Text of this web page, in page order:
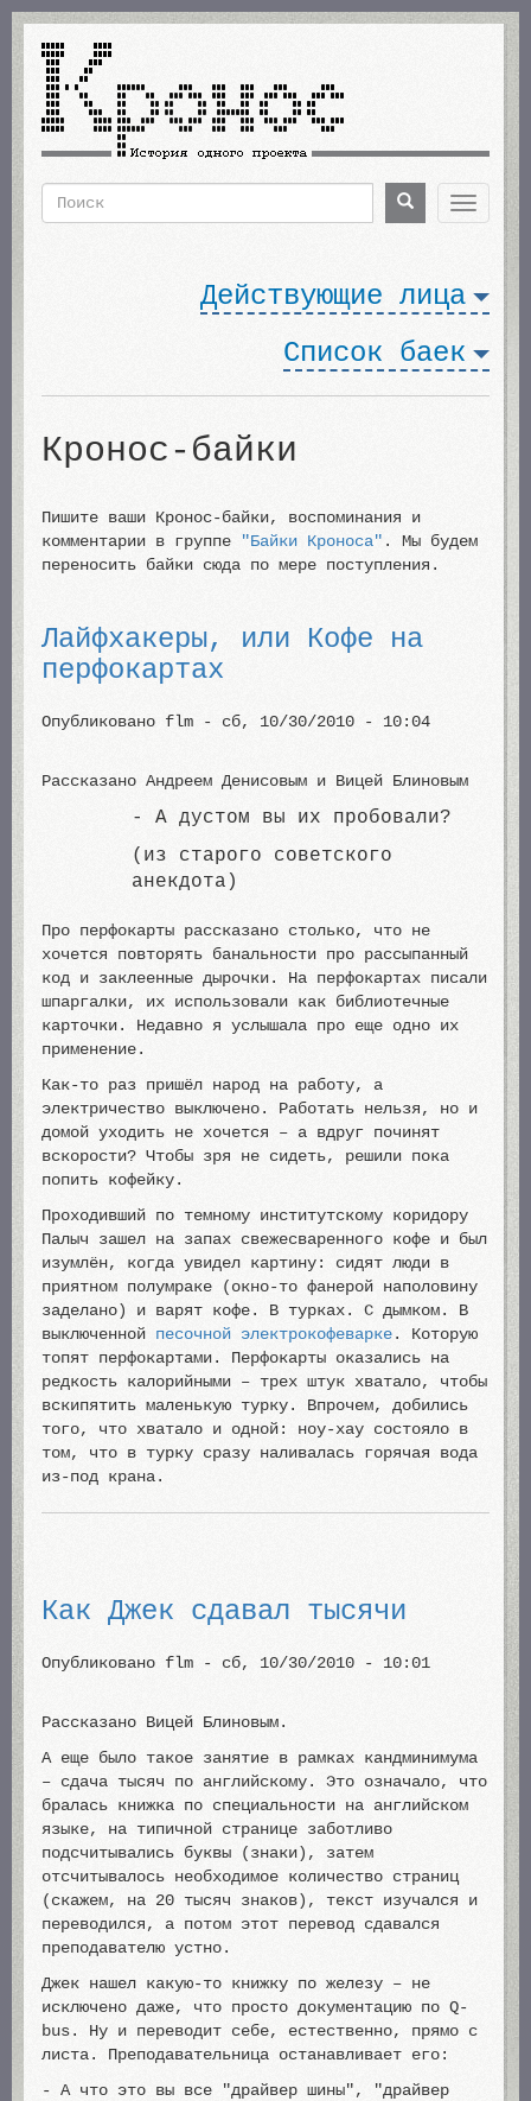
Перейти
основному
содержанию
Поиск Поиск
Toggle
Действующие лица
Список баек
Кронос-байки
Пишите ваши Кронос-байки, воспоминания и
комментарии в группе
"Байки Кроноса" . Мы будем
переносить байки сюда по мере поступления.
Лайфхакеры, или Кофе на
перфокартах
Опубликовано flm - сб, 10/30/2010 - 10:04
Рассказано Андреем Денисовым и Вицей Блиновым
- А дустом вы их пробовали?
(из старого советского
анекдота)
Про перфокарты рассказано столько, что не
хочется повторять банальности про рассыпанный
код и заклеенные дырочки. На перфокартах писали
шпаргалки, их использовали как библиотечные
карточки. Недавно я услышала про еще одно их
применение.
Как-то раз пришёл народ на работу, а
электричество выключено. Работать нельзя, но и
домой уходить не хочется – а вдруг починят
вскорости? Чтобы зря не сидеть, решили пока
попить кофейку.
Проходивший по темному институтскому коридору
Палыч зашел на запах свежесваренного кофе и был
изумлён, когда увидел картину: сидят люди в
приятном полумраке (окно-то фанерой наполовину
заделано) и варят кофе. В турках. С дымком. В
выключенной песочной электрокофеварке. Которую
топят перфокартами. Перфокарты оказались на
редкость калорийными – трех штук хватало, чтобы
вскипятить маленькую турку. Впрочем, добились
того, что хватало и одной: ноу-хау состояло в
том, что в турку сразу наливалась горячая вода
из-под крана.
Как Джек сдавал тысячи
Опубликовано flm - сб, 10/30/2010 - 10:01
Рассказано Вицей Блиновым.
А еще было такое занятие в рамках кандминимума
– сдача тысяч по английскому. Это означало, что
бралась книжка по специальности на английском
языке, на типичной странице заботливо
подсчитывались буквы (знаки), затем
отсчитывалось необходимое количество страниц
(скажем, на 20 тысяч знаков), текст изучался и
переводился, а потом этот перевод сдавался
преподавателю устно.
Джек нашел какую-то книжку по железу – не
исключено даже, что просто документацию по Q-
bus. Ну и переводит себе, естественно, прямо с
листа. Преподавательница останавливает его:
- А что это вы все "драйвер шины", "драйвер